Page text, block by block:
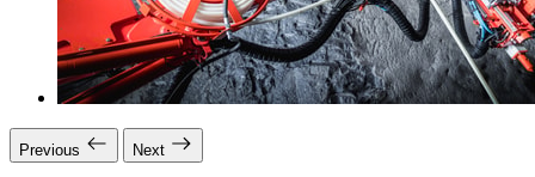
Previous Next